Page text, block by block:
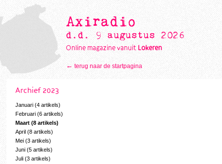
Axiradio
d.d. 9 augustus 2026
Online magazine vanuit Lokeren
← terug naar de startpagina
Archief 2023
Januari (4 artikels)
Februari (6 artikels)
Maart (8 artikels)
April (8 artikels)
Mei (3 artikels)
Juni (5 artikels)
Juli (3 artikels)